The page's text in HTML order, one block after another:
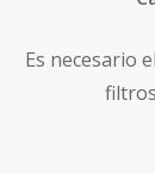
Es necesario